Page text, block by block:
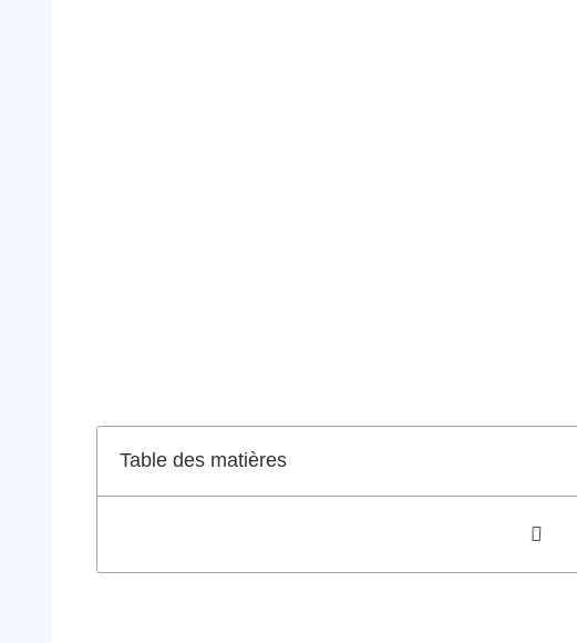
Table des matières